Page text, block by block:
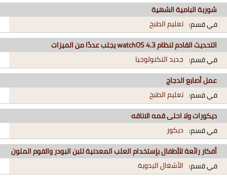
شوربة البامية الشهية
في قسم: تعليم الطبخ
التحديث القادم لنظام watchOS 4.3 يجلب عددًا من الميزات
في قسم: جديد التكنولوجيا
عمل أصابع الدجاج
في قسم: تعليم الطبخ
ديكورات ولا احلى قمه الاناقه
في قسم: ديكور
أفكار رائعة للأطفال بإستخدام العلب المعدنية للبن البودر والفوم الملون
في قسم: الأشغال اليدوية